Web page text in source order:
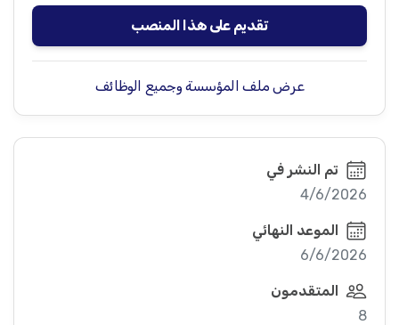
تقديم على هذا المنصب
عرض ملف المؤسسة وجميع الوظائف
تم النشر في
4/6/2026
الموعد النهائي
6/6/2026
المتقدمون
8